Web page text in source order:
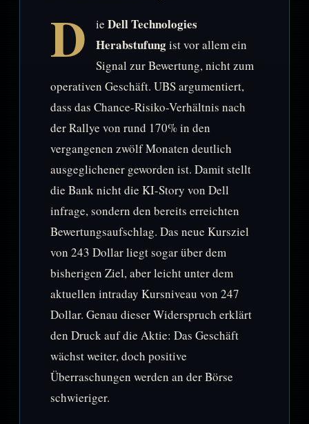
D ie Dell Technologies
Herabstufungist vor allem ein
Signal zur Bewertung, nicht zum
operativen Geschäft. UBS argumentiert,
dass das Chance-Risiko-Verhältnis nach
der Rallye von rund 170% in den
vergangenen zwölf Monaten deutlich
ausgeglichener geworden ist. Damit stellt
die Bank nicht die KI-Story von Dell
infrage, sondern den bereits erreichten
Bewertungsaufschlag. Das neue Kursziel
von 243 Dollar liegt sogar über dem
bisherigen Ziel, aber leicht unter dem
aktuellen intraday Kursniveau von 247
Dollar. Genau dieser Widerspruch erklärt
den Druck auf die Aktie: Das Geschäft
wächst weiter, doch positive
Überraschungen werden an der Börse
schwieriger.